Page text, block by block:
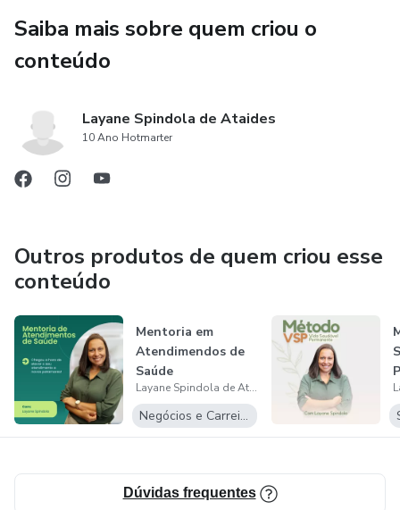
Saiba mais sobre quem criou o
conteúdo
Layane Spindola de Ataides
10 Ano Hotmarter
Outros produtos de quem criou esse
conteúdo
Mentoria em
Atendimendos de
Saúde
Layane Spindola de Ataides
Negócios e Carreira
Dúvidas frequentes